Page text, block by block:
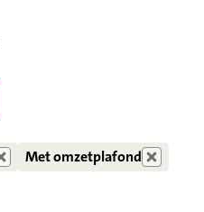
Met omzetplafond